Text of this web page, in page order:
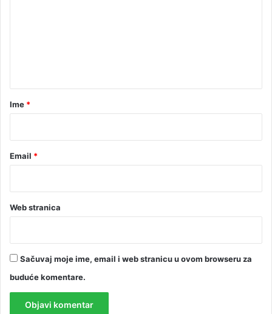
rIme *
Email *
Web stranica
Sačuvaj moje ime, email i web stranicu u ovom browseru za
buduće komentare.